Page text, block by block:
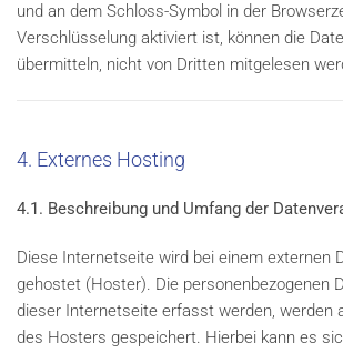
und an dem Schloss-Symbol in der
Verschlüsselung aktiviert ist, können die
übermitteln, nicht von Dritten mitgelesen
4. Externes Hosting
4.1. Beschreibung und Umfang der
Diese Internetseite wird bei einem externen
gehostet (Hoster). Die personenbezogenen
dieser Internetseite erfasst werden, werden
des Hosters gespeichert. Hierbei kann es